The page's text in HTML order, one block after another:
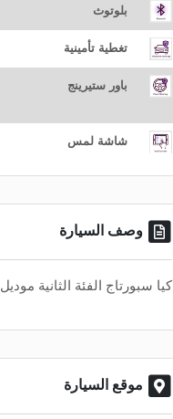
بلوتوث
تغطية تأمينية
باور ستيرينج
شاشة لمس
وصف السيارة
كيا سبورتاج الفئة الثانية موديل 2025 - تيربو 180 حصان - 1600 سي سي .
موقع السيارة